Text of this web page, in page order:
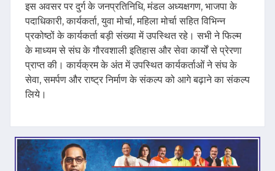
इस अवसर पर दुर्ग के जनप्रतिनिधि, मंडल अध्यक्षगण, भाजपा के
पदाधिकारी, कार्यकर्ता, युवा मोर्चा, महिला मोर्चा सहित विभिन्न
प्रकोष्ठों के कार्यकर्ता बड़ी संख्या में उपस्थित रहे। सभी ने फिल्म
के माध्यम से संघ के गौरवशाली इतिहास और सेवा कार्यों से प्रेरणा
प्राप्त की। कार्यक्रम के अंत में उपस्थित कार्यकर्ताओं ने संघ के
सेवा, समर्पण और राष्ट्र निर्माण के संकल्प को आगे बढ़ाने का संकल्प
लिये।